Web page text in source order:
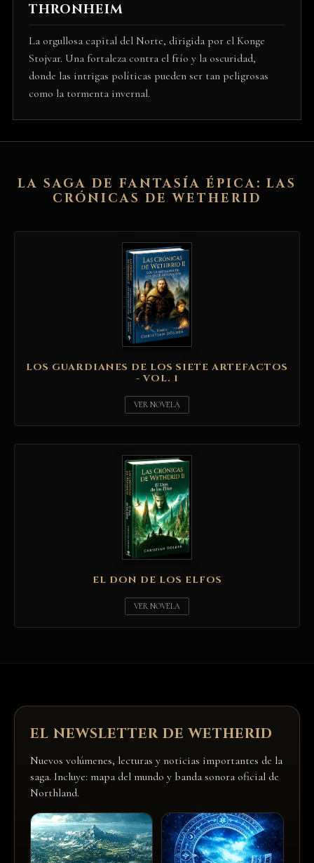
THRONHEIM
La orgullosa capital del Norte, dirigida por el Konge
Stojvar. Una fortaleza contra el frío y la oscuridad,
donde las intrigas políticas pueden ser tan peligrosas
como la tormenta invernal.
LA SAGA DE FANTASÍA ÉPICA: LAS
CRÓNICAS DE WETHERID
LOS GUARDIANES DE LOS SIETE ARTEFACTOS
- VOL. 1
VER NOVELA
EL DON DE LOS ELFOS
VER NOVELA
EL NEWSLETTER DE WETHERID
Nuevos volúmenes, lecturas y noticias importantes de la
saga. Incluye: mapa del mundo y banda sonora oficial de
Northland.